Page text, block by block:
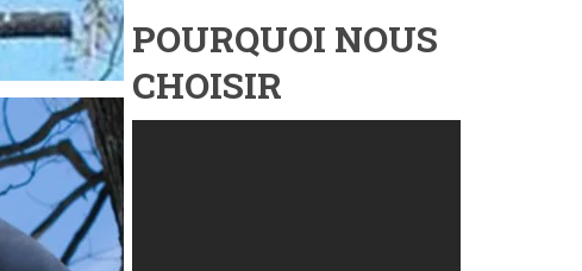
POURQUOI NOUS
CHOISIR